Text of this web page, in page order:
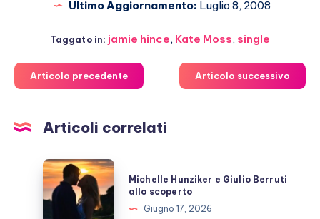
Ultimo Aggiornamento: Luglio 8, 2008
Taggato in: jamie hince, Kate Moss, single
Articolo precedente Articolo successivo
Articoli correlati
Michelle
Hunziker
e
Michelle Hunziker e Giulio Berruti
allo scoperto
Giugno 17, 2026